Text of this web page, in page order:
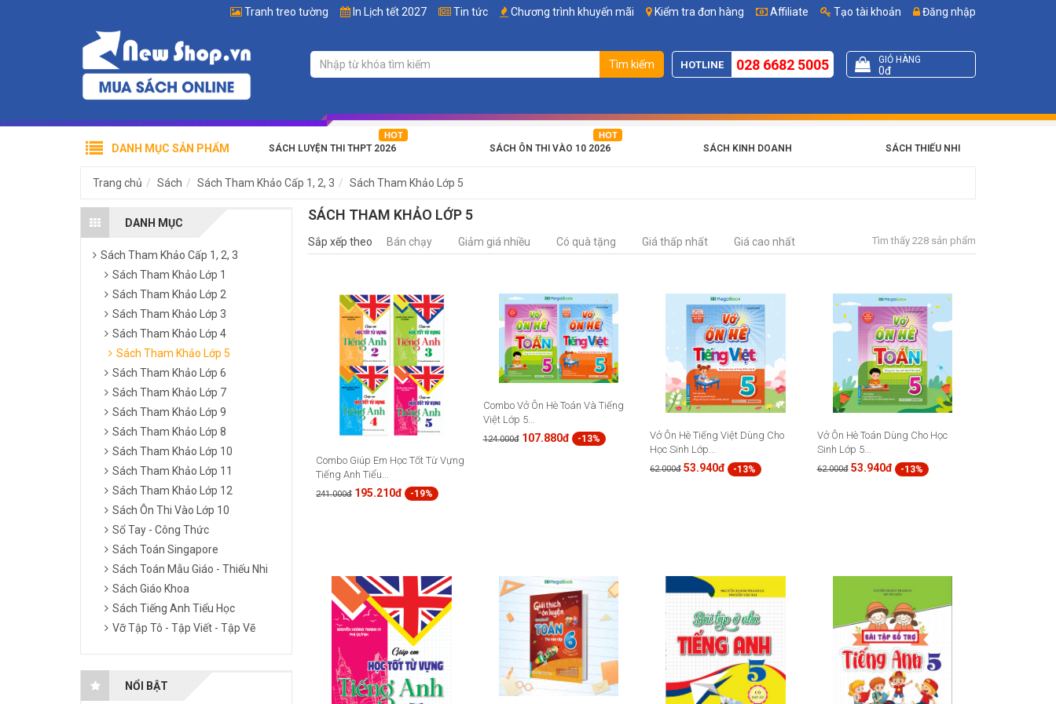
Affiliate Tạo tài khoản Đăng nhập
Tranh treo tường In Lịch tết 2027 Tin tức Chương trình khuyến mãi Kiểm tra đơn hàng
Tìm kiếm HOTLINE 028 6682 5005 GIỎ HÀNG
0đ
SÁCH LUYỆN THI THPT 2026 SÁCH ÔN THI VÀO 10 2026 SÁCH KINH DOANH SÁCH THIẾU NHI
DANH MỤC SẢN PHẨM
Trang chủ Sách Sách Tham Khảo Cấp 1, 2, 3 Sách Tham Khảo Lớp 5
DANH MỤC
Sách Tham Khảo Cấp 1, 2, 3
Sách Tham Khảo Lớp 1
Sách Tham Khảo Lớp 2
Sách Tham Khảo Lớp 3
Sách Tham Khảo Lớp 4
Sách Tham Khảo Lớp 5
Sách Tham Khảo Lớp 6
Sách Tham Khảo Lớp 7
Sách Tham Khảo Lớp 9
Sách Tham Khảo Lớp 8
Sách Tham Khảo Lớp 10
Sách Tham Khảo Lớp 11
Sách Tham Khảo Lớp 12
Sách Ôn Thi Vào Lớp 10
Sổ Tay - Công Thức
Sách Toán Singapore
Sách Toán Mẫu Giáo - Thiếu Nhi
Sách Giáo Khoa
Sách Tiếng Anh Tiểu Học
Vỡ Tập Tô - Tập Viết - Tập Vẽ
NỔI BẬT
SÁCH THAM KHẢO LỚP 5
Sắp xếp theo Bán chạy Giảm giá nhiều Có quà tặng Giá thấp nhất Giá cao nhất Tìm thấy 228 sản phẩm
Combo Giúp Em Học Tốt Từ Vựng
Tiếng Anh Tiểu...
241.000đ 195.210đ -19%
Combo Vở Ôn Hè Toán Và Tiếng
Việt Lớp 5...
124.000đ 107.880đ -13%
Vở Ôn Hè Tiếng Việt Dùng Cho
Học Sinh Lớp...
62.000đ 53.940đ -13%
Vở Ôn Hè Toán Dùng Cho Học
Sinh Lớp 5...
62.000đ 53.940đ -13%